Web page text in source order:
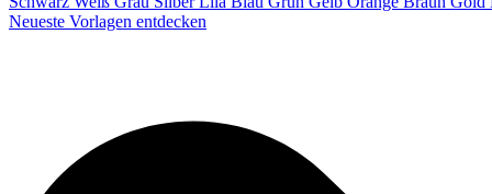
Neueste Vorlagen entdecken